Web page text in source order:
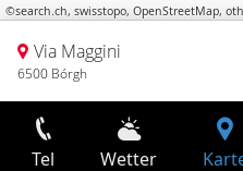
©search.ch, swisstopo, OpenStreetMap,
Via Maggini
6500 Bórgh
Tel Wetter